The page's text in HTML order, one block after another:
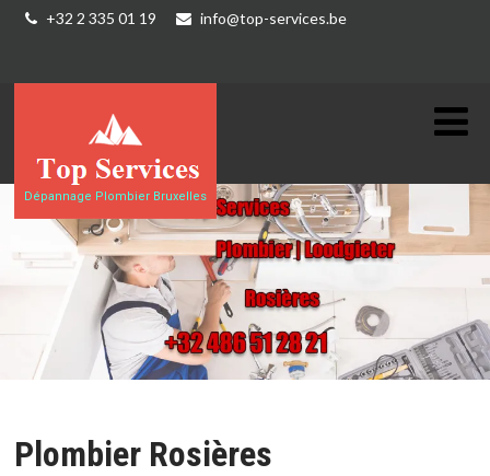
+32 2 335 01 19 info@top-services.be
Dépannage Plombier Bruxelles
Plombier Rosières